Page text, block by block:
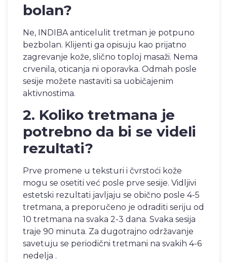
bolan?
Ne, INDIBA anticelulit tretman je potpuno
bezbolan. Klijenti ga opisuju kao prijatno
zagrevanje kože, slično toploj masaži. Nema
crvenila, oticanja ni oporavka. Odmah posle
sesije možete nastaviti sa uobičajenim
aktivnostima.
2. Koliko tretmana je
potrebno da bi se videli
rezultati?
Prve promene u teksturi i čvrstoći kože
mogu se osetiti već posle prve sesije. Vidljivi
estetski rezultati javljaju se obično posle 4-5
tretmana, a preporučeno je odraditi seriju od
10 tretmana na svaka 2-3 dana. Svaka sesija
traje 90 minuta. Za dugotrajno održavanje
savetuju se periodični tretmani na svakih 4-6
nedelja .